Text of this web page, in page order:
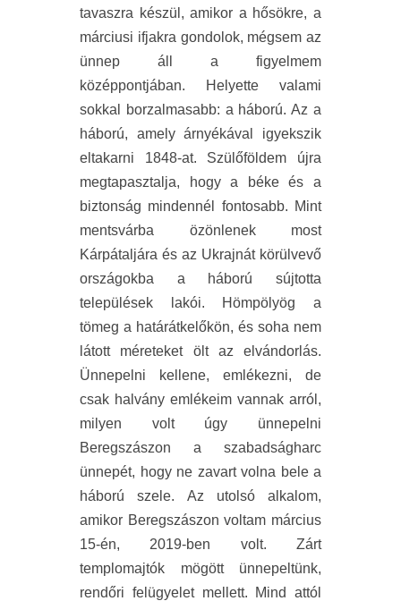
tavaszra készül, amikor a hősökre, a
márciusi ifjakra gondolok, mégsem az
ünnep áll a figyelmem
középpontjában. Helyette valami
sokkal borzalmasabb: a háború. Az a
háború, amely árnyékával igyekszik
eltakarni 1848-at. Szülőföldem újra
megtapasztalja, hogy a béke és a
biztonság mindennél fontosabb. Mint
mentsvárba özönlenek most
Kárpátaljára és az Ukrajnát körülvevő
országokba a háború sújtotta
települések lakói. Hömpölyög a
tömeg a határátkelőkön, és soha nem
látott méreteket ölt az elvándorlás.
Ünnepelni kellene, emlékezni, de
csak halvány emlékeim vannak arról,
milyen volt úgy ünnepelni
Beregszászon a szabadságharc
ünnepét, hogy ne zavart volna bele a
háború szele. Az utolsó alkalom,
amikor Beregszászon voltam március
15-én, 2019-ben volt. Zárt
templomajtók mögött ünnepeltünk,
rendőri felügyelet mellett. Mind attól